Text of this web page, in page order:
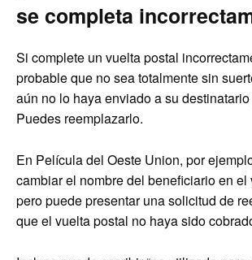
se completa
Si complete un vuelta postal
probable que no sea totalmente sin
aún no lo haya enviado a su
Puedes reemplazarlo.
En Película del Oeste Union, por
cambiar el nombre del beneficiario en el
pero puede presentar una solicitud de
que el vuelta postal no haya sido